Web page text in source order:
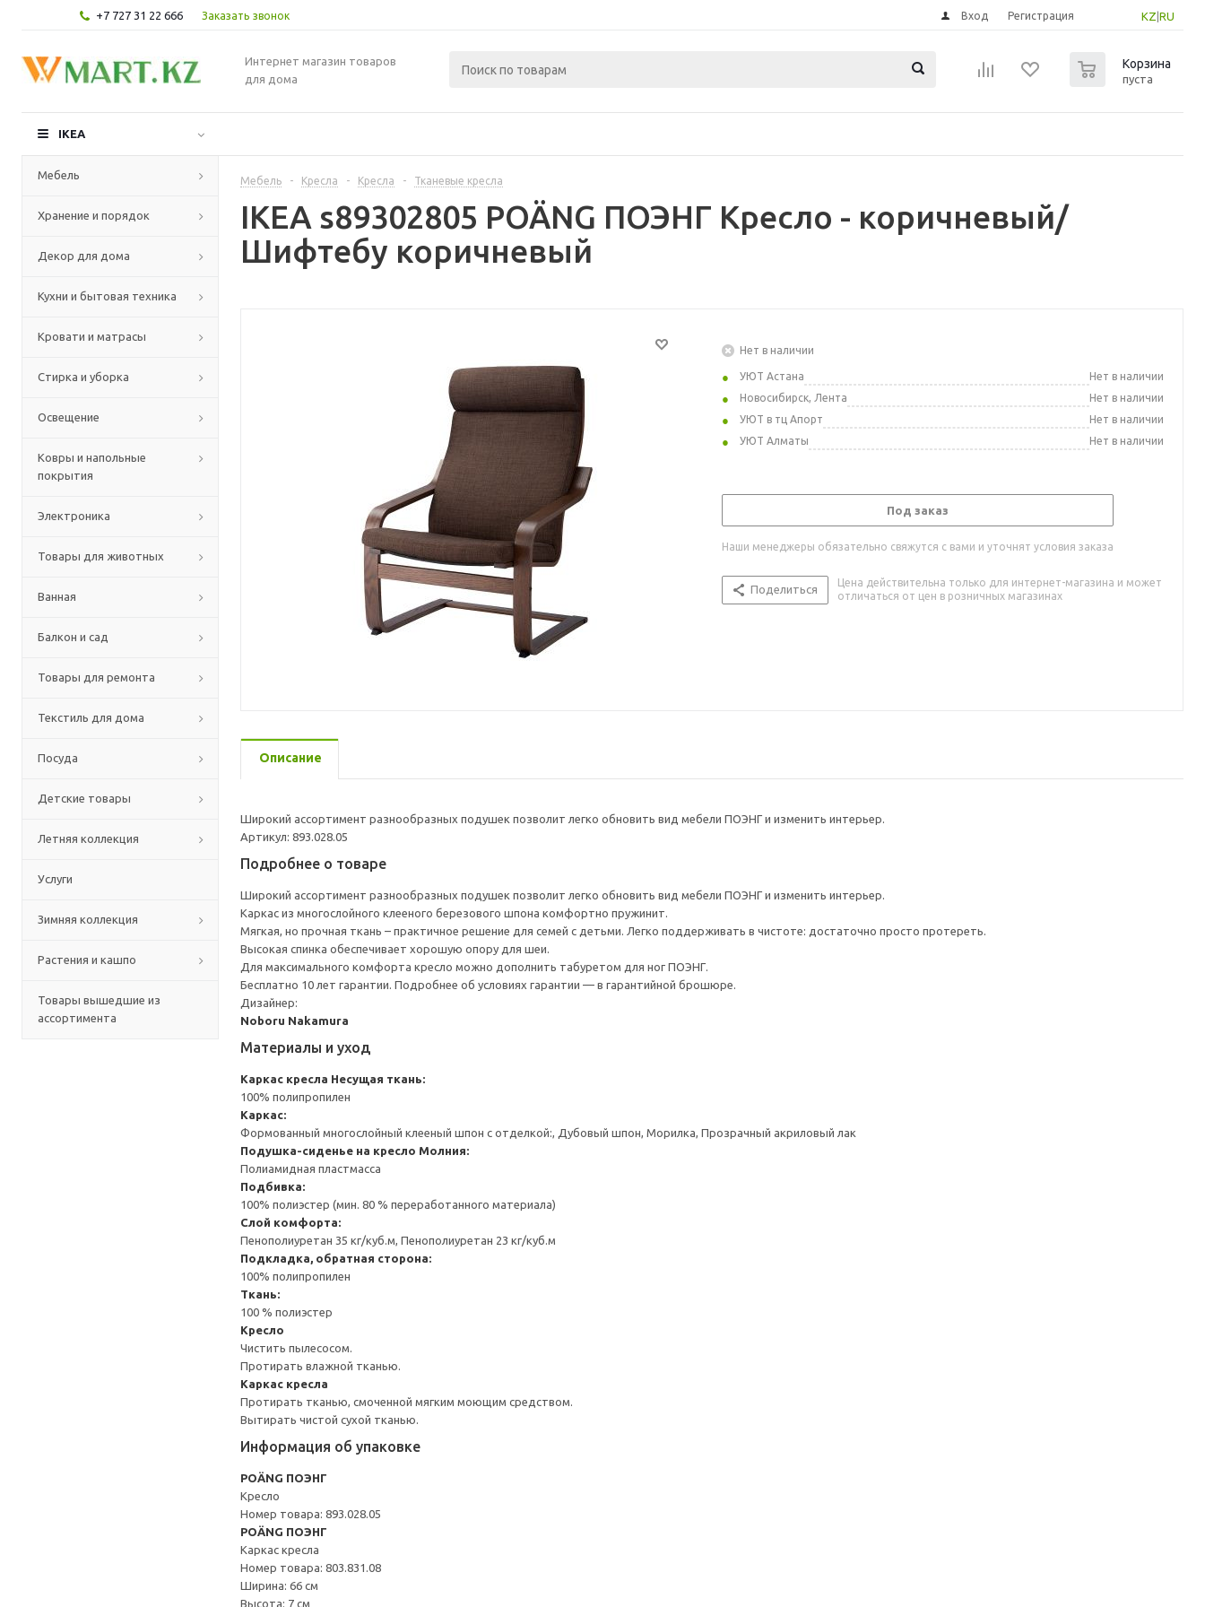
+7 727 31 22 666 Заказать звонок KZ RU
Вход Регистрация
Интернет магазин товаров
для дома
Корзина
пуста
IKEA
Мебель
Хранение и порядок
Декор для дома
Кухни и бытовая техника
Кровати и матрасы
Стирка и уборка
Освещение
Ковры и напольные
покрытия
Электроника
Товары для животных
Ванная
Балкон и сад
Товары для ремонта
Текстиль для дома
Посуда
Детские товары
Летняя коллекция
Услуги
Зимняя коллекция
Растения и кашпо
Товары вышедшие из
ассортимента
Мебель - Кресла - Кресла - Тканевые кресла
IKEA s89302805 POÄNG ПОЭНГ Кресло - коричневый/
Шифтебу коричневый
Нет в наличии
УЮТ Астана
Нет в наличии
Новосибирск, Лента
Нет в наличии
УЮТ в тц Апорт
Нет в наличии
УЮТ Алматы
Нет в наличии
Под заказ
Наши менеджеры обязательно свяжутся с вами и уточнят условия заказа
Поделиться
Цена действительна только для интернет-магазина и может
отличаться от цен в розничных магазинах
Описание
Широкий ассортимент разнообразных подушек позволит легко обновить вид мебели ПОЭНГ и изменить интерьер.
Артикул: 893.028.05
Подробнее о товаре
Широкий ассортимент разнообразных подушек позволит легко обновить вид мебели ПОЭНГ и изменить интерьер.
Каркас из многослойного клееного березового шпона комфортно пружинит.
Мягкая, но прочная ткань – практичное решение для семей с детьми. Легко поддерживать в чистоте: достаточно просто протереть.
Высокая спинка обеспечивает хорошую опору для шеи.
Для максимального комфорта кресло можно дополнить табуретом для ног ПОЭНГ.
Бесплатно 10 лет гарантии. Подробнее об условиях гарантии — в гарантийной брошюре.
Дизайнер:
Noboru Nakamura
Материалы и уход
Каркас кресла Несущая ткань:
100% полипропилен
Каркас:
Формованный многослойный клееный шпон с отделкой:, Дубовый шпон, Морилка, Прозрачный акриловый лак
Подушка-сиденье на кресло Молния:
Полиамидная пластмасса
Подбивка:
100% полиэстер (мин. 80 % переработанного материала)
Слой комфорта:
Пенополиуретан 35 кг/куб.м, Пенополиуретан 23 кг/куб.м
Подкладка, обратная сторона:
100% полипропилен
Ткань:
100 % полиэстер
Кресло
Чистить пылесосом.
Протирать влажной тканью.
Каркас кресла
Протирать тканью, смоченной мягким моющим средством.
Вытирать чистой сухой тканью.
Информация об упаковке
POÄNG ПОЭНГ
Кресло
Номер товара: 893.028.05
POÄNG ПОЭНГ
Каркас кресла
Номер товара: 803.831.08
Ширина: 66 см
Высота: 7 см